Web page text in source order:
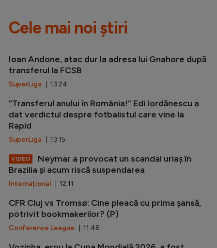
Cele mai noi știri
Ioan Andone, atac dur la adresa lui Gnahore după
transferul la FCSB
SuperLiga | 13:24
”Transferul anului în România!” Edi Iordănescu a
dat verdictul despre fotbalistul care vine la
Rapid
SuperLiga | 13:15
VIDEO
Neymar a provocat un scandal uriaș în
Brazilia și acum riscă suspendarea
Internațional | 12:11
CFR Cluj vs Tromsø: Cine pleacă cu prima șansă,
potrivit bookmakerilor? (P)
Conference League | 11:46